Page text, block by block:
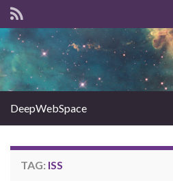
DeepWebSpace
TAG: ISS